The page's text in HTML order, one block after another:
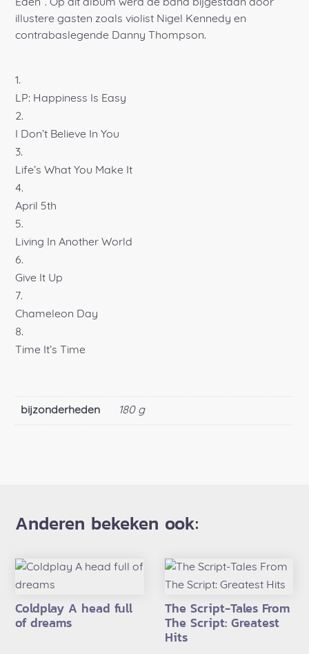
Eden”. Op dit album werd de band bijgestaan door
illustere gasten zoals violist Nigel Kennedy en
contrabaslegende Danny Thompson.
LP: Happiness Is Easy
I Don’t Believe In You
Life’s What You Make It
April 5th
Living In Another World
Give It Up
Chameleon Day
Time It’s Time
bijzonderheden 180 g
Anderen bekeken ook:
Coldplay A head full
of dreams
The Script-Tales From
The Script: Greatest
Hits